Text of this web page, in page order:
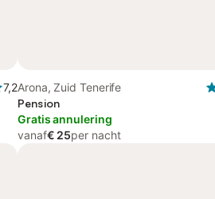
7,2Arona, Zuid Tenerife
Pension
Gratis annulering
vanaf€ 25per nacht